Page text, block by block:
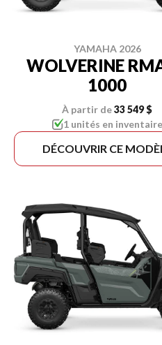
YAMAHA 2026
WOLVERINE
1000
À partir de33 549 $
1 unités en inventaire
DÉCOUVRIR CE